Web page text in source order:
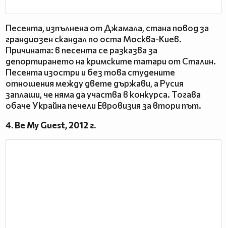
Песента, изпълнена от Джамала, стана повод за
грандиозен скандал по оста Москва-Киев.
Причината: в песента се разказва за
депортирането на кримските татари от Сталин.
Песента изостри и без това студените
отношения между двете държави, а Русия
заплаши, че няма да участва в конкурса. Тогава
обаче Украйна печели Евровизия за втори път.
4. Be My Guest, 2012 г.